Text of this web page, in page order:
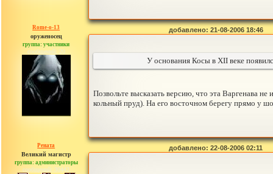
Rome-o-13
оруженосец
группа: участники
сообщений: 20
добавлено: 21-08-2006 18:46
У основания Косы в XII веке
Позвольте высказать версию, что эта Варгенава
кольный пруд). На его восточном берегу прямо у
Рената
Великий магистр
группа: администраторы
сообщений: 30442
добавлено: 22-08-2006 02:11